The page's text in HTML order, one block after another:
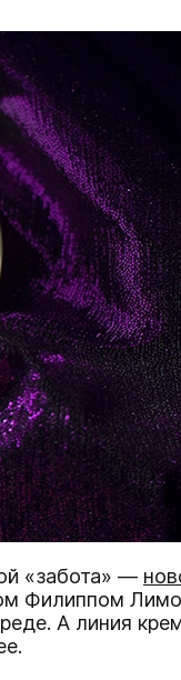
«забота» —
Филиппом
А линия